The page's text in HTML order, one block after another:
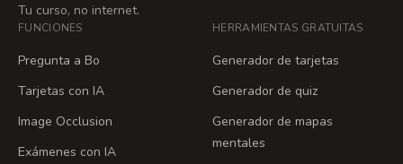
Tu curso, no internet.
FUNCIONES
Pregunta a Bo
Tarjetas con IA
Image Occlusion
Exámenes con IA
HERRAMIENTAS GRATUITAS
Generador de tarjetas
Generador de quiz
Generador de mapas
mentales